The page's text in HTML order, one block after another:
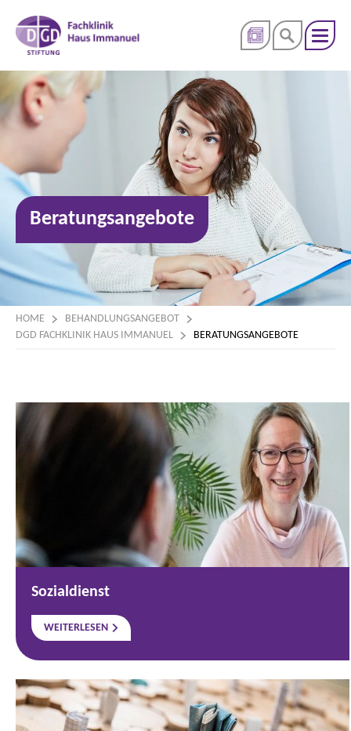
Beratungsangebote
HOME
BEHANDLUNGSANGEBOT
DGD FACHKLINIK HAUS IMMANUEL
BERATUNGSANGEBOTE
Sozialdienst
WEITERLESEN